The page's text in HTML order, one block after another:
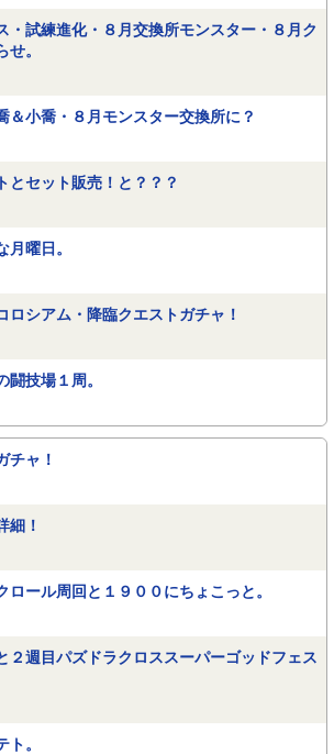
・試練進化・８月交換所モンスター・８月ク
。
＆小喬・８月モンスター交換所に？
とセット販売！と？？？
曜日。
ロシアム・降臨クエストガチャ！
技場１周。
チャ！
細！
ロール周回と１９００にちょこっと。
２週目パズドラクロススーパーゴッドフェス
。